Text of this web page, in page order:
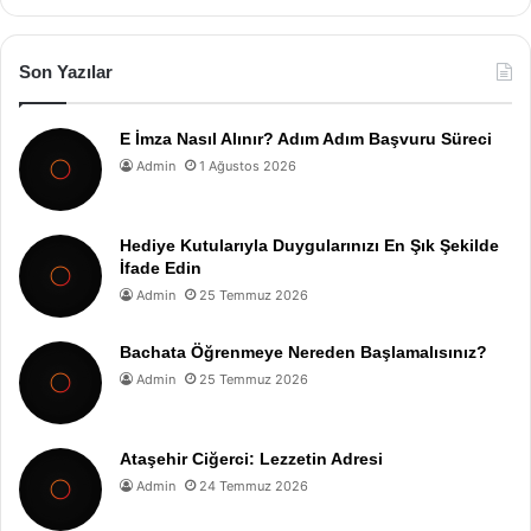
Son Yazılar
E İmza Nasıl Alınır? Adım Adım Başvuru Süreci
Admin 1 Ağustos 2026
Hediye Kutularıyla Duygularınızı En Şık Şekilde
İfade Edin
Admin 25 Temmuz 2026
Bachata Öğrenmeye Nereden Başlamalısınız?
Admin 25 Temmuz 2026
Ataşehir Ciğerci: Lezzetin Adresi
Admin 24 Temmuz 2026